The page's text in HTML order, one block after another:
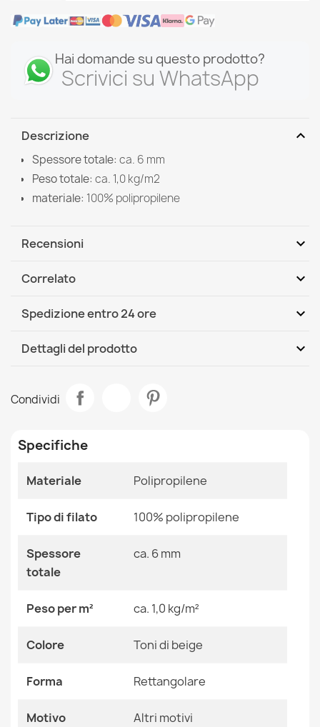
Hai domande su questo prodotto?
Scrivici su WhatsApp
Descrizione expand_more
Spessore totale: ca. 6 mm
Peso totale: ca. 1,0 kg/m2
materiale: 100% polipropilene
Recensioni expand_more
Correlato expand_more
Tappeto SISAL PATIO Traliccio marocchino tessuto
piatto - naturale, beige
Tappeto SISAL PATIO Boho tessuto piatto - nero
acqua
Spedizione entro 24 ore expand_more
DHL / GLS International
Dettagli del prodotto expand_more
Dimensioni
155x220 Cm
175x270 Cm
78x150 Cm
Colore Toni Di Beige
Altri Motivi
Ean13
2000000107721
Condividi
Specifiche
Materiale Polipropilene
Tipo di filato 100% polipropilene
Spessore
totale
ca. 6 mm
Peso per m² ca. 1,0 kg/m²
Colore Toni di beige
Forma Rettangolare
Motivo Altri motivi